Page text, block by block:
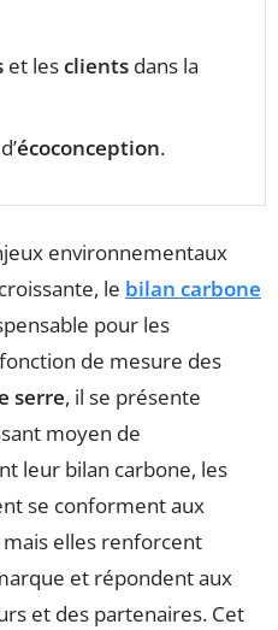
et lesclients dans la
écoconception.
environnementaux
le bilan carbone
pour les
de mesure des
serre, il se présente
moyen de
leur bilan carbone, les
se conforment aux
elles renforcent
et répondent aux
et des partenaires. Cet